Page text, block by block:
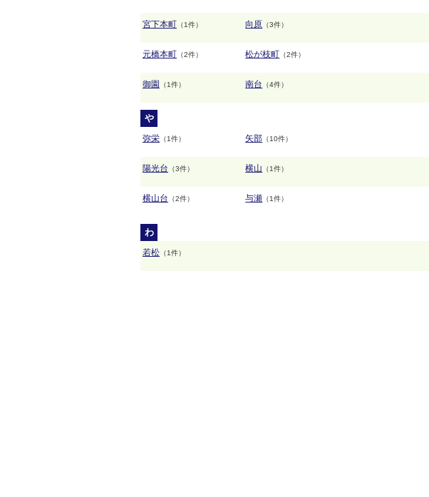
宮下本町 （1件） 向原 （3件）
元橋本町 （2件） 松が枝町 （2件）
御園 （1件） 南台 （4件）
や
弥栄 （1件） 矢部 （10件）
陽光台 （3件） 横山 （1件）
横山台 （2件） 与瀬 （1件）
わ
若松 （1件）